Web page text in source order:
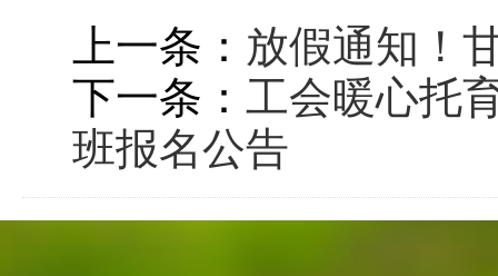
上一条： 放假通知！
下一条： 工会暖心托
班报名公告